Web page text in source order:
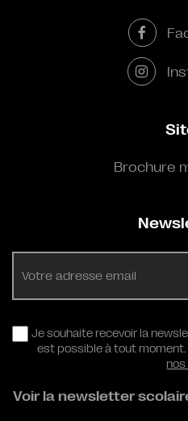
Brochure
Je souhaite recevoir la
est possible à tout moment.
nos
Voir la newsletter